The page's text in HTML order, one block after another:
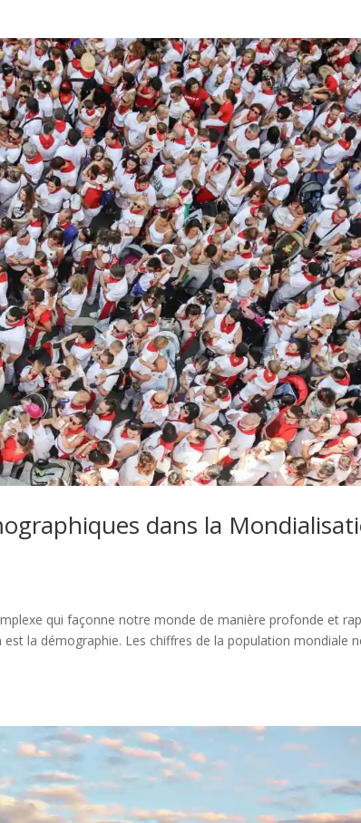
dans la
qui façonne notre monde de manière profonde et
la démographie. Les chiffres de la population mondiale